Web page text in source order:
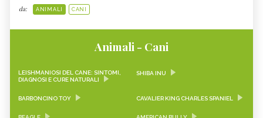
da: ANIMALI CANI
Animali - Cani
LEISHMANIOSI DEL CANE: SINTOMI,
DIAGNOSI E CURE NATURALI
SHIBA INU
BARBONCINO TOY CAVALIER KING CHARLES SPANIEL